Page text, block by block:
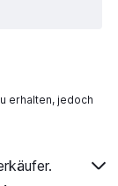
erhalten, jedoch